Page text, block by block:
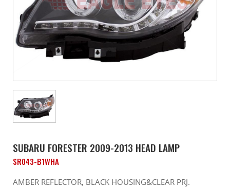
SUBARU FORESTER 2009-2013 HEAD LAMP
SR043-B1WHA
AMBER REFLECTOR, BLACK HOUSING&CLEAR PRJ.